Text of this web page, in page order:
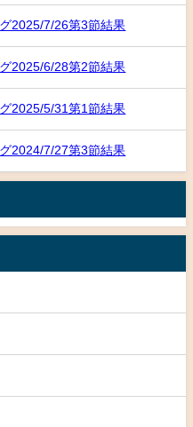
2025/7/26第3節結果
2025/6/28第2節結果
2025/5/31第1節結果
2024/7/27第3節結果